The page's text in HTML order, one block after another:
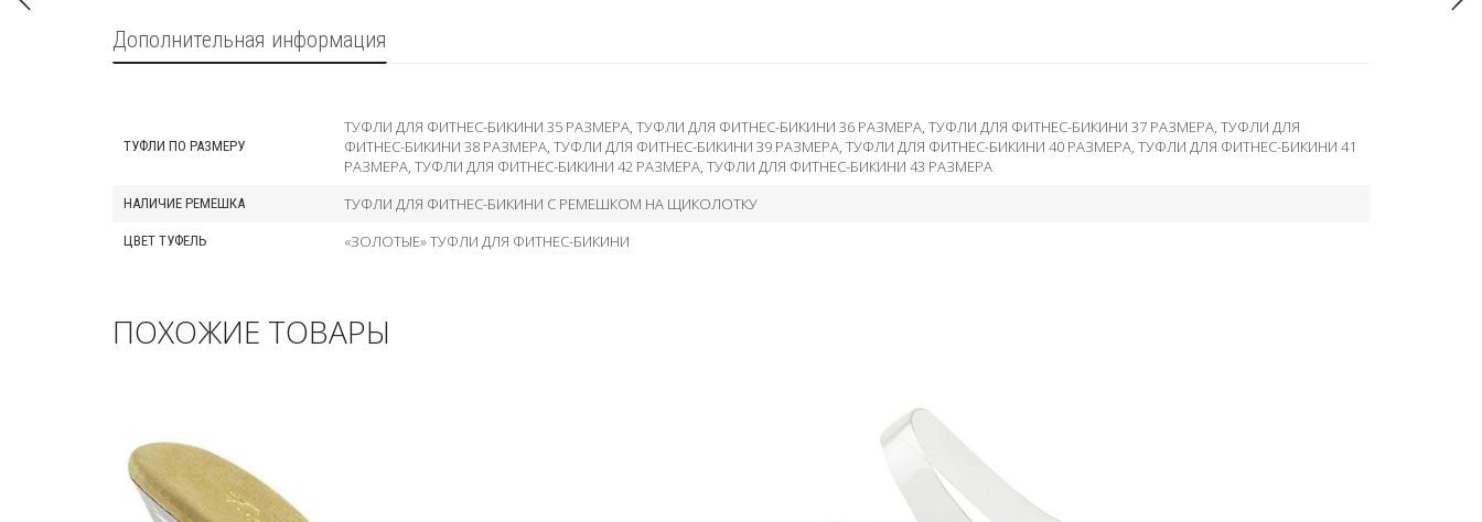
Дополнительная информация
ТУФЛИ ПО РАЗМЕРУ
ТУФЛИ ДЛЯ ФИТНЕС-БИКИНИ 35 РАЗМЕРА, ТУФЛИ ДЛЯ ФИТНЕС-БИКИНИ 36 РАЗМЕРА, ТУФЛИ ДЛЯ ФИТНЕС-БИКИНИ 37 РАЗМЕРА, ТУФЛИ ДЛЯ
ФИТНЕС-БИКИНИ 38 РАЗМЕРА, ТУФЛИ ДЛЯ ФИТНЕС-БИКИНИ 39 РАЗМЕРА, ТУФЛИ ДЛЯ ФИТНЕС-БИКИНИ 40 РАЗМЕРА, ТУФЛИ ДЛЯ ФИТНЕС-БИКИНИ 41
РАЗМЕРА, ТУФЛИ ДЛЯ ФИТНЕС-БИКИНИ 42 РАЗМЕРА, ТУФЛИ ДЛЯ ФИТНЕС-БИКИНИ 43 РАЗМЕРА
НАЛИЧИЕ РЕМЕШКА ТУФЛИ ДЛЯ ФИТНЕС-БИКИНИ С РЕМЕШКОМ НА ЩИКОЛОТКУ
ЦВЕТ ТУФЕЛЬ «ЗОЛОТЫЕ» ТУФЛИ ДЛЯ ФИТНЕС-БИКИНИ
ПОХОЖИЕ ТОВАРЫ